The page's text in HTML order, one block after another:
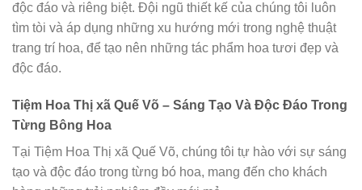
độc đáo và riêng biệt. Đội ngũ thiết kế của chúng tôi luôn
tìm tòi và áp dụng những xu hướng mới trong nghệ thuật
trang trí hoa, để tạo nên những tác phẩm hoa tươi đẹp và
độc đáo.
Tiệm Hoa Thị xã Quế Võ – Sáng Tạo Và Độc Đáo Trong
Từng Bông Hoa
Tại Tiệm Hoa Thị xã Quế Võ, chúng tôi tự hào với sự sáng
tạo và độc đáo trong từng bó hoa, mang đến cho khách